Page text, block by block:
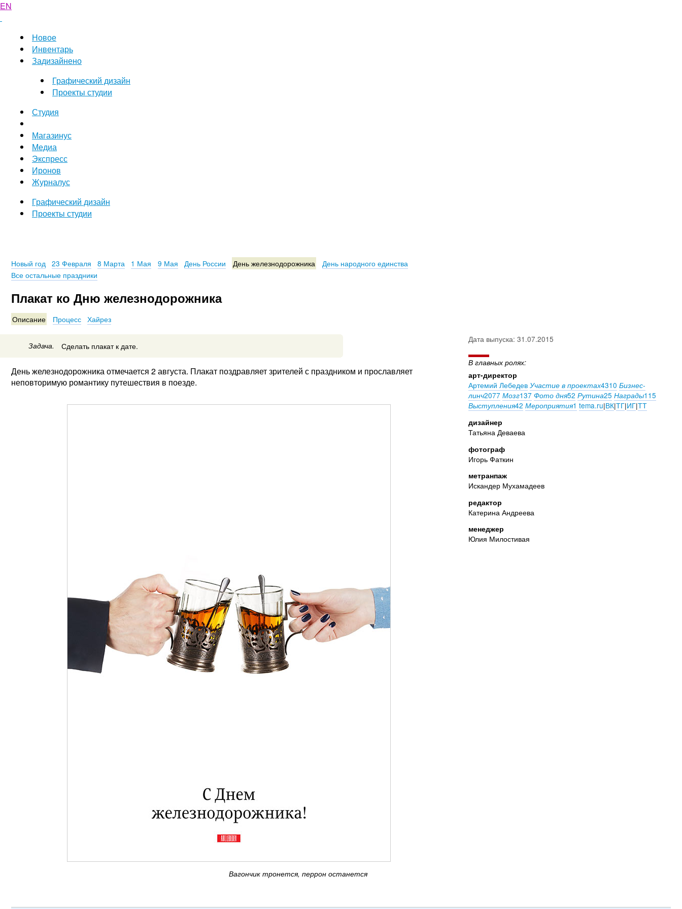
EN
Новое
Инвентарь
Задизайнено
Графический дизайн
Проекты студии
Студия
Магазинус
Медиа
Экспресс
Иронов
Журналус
Графический дизайн
Проекты студии
Новый год 23 Февраля 8 Марта 1 Мая 9 Мая День России День железнодорожника
День народного единства
Все остальные праздники
Плакат ко Дню железнодорожника
Описание Процесс Хайрез
Задача. Сделать плакат к дате.
День железнодорожника отмечается 2 августа. Плакат поздравляет зрителей с праздником и прославляет
неповторимую романтику путешествия в поезде.
Вагончик тронется, перрон останется
Дата выпуска: 31.07.2015
В главных ролях:
арт-директор
Артемий Лебедев Участие в проектах4310 Бизнес-
линч2077 Мозг137 Фото дня52 Рутина25 Награды115
Выступления42 Мероприятия1 tema.ru|ВК|ТГ|ИГ|ТТ
дизайнер
Татьяна Деваева
фотограф
Игорь Фаткин
метранпаж
Искандер Мухамадеев
редактор
Катерина Андреева
менеджер
Юлия Милостивая